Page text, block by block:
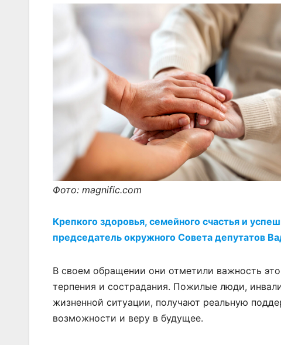
Фото: magnific.com
Крепкого здоровья, семейного счастья и
председатель окружного Совета депутатов
В своем обращении они отметили важность
терпения и сострадания. Пожилые люди,
жизненной ситуации, получают реальную
возможности и веру в будущее.